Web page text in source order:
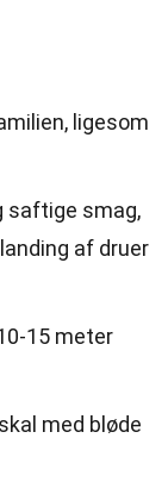
ligesom
saftige smag,
af druer
15 meter
med bløde